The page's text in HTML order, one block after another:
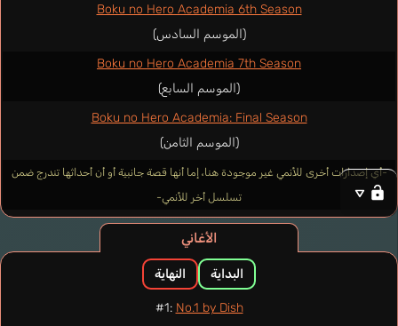
Boku no Hero Academia 6th Season
(الموسم السادس)
Boku no Hero Academia 7th Season
(الموسم السابع)
Boku no Hero Academia: Final Season
(الموسم الثامن)
-أي إصدارات أخرى للأنمي غير موجودة هنا، إما أنها قصة جانبية أو أن أحداثها تندرج ضمن
تسلسل أخر للأنمي-
الأغاني
البداية النهاية
#1: No.1 by Dish